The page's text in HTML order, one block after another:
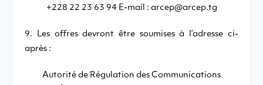
+228 22 23 63 94 E-mail : arcep@arcep.tg
9. Les offres devront être soumises à l’adresse ci-
après :
Autorité de Régulation des Communications